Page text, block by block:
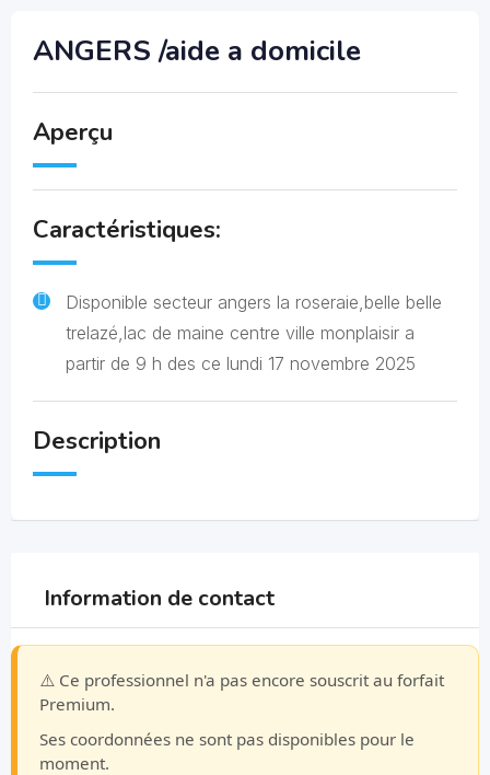
ANGERS /aide a domicile
Aperçu
Caractéristiques:
Disponible secteur angers la roseraie,belle belle
trelazé,lac de maine centre ville monplaisir a
partir de 9 h des ce lundi 17 novembre 2025
Description
Information de contact
⚠️ Ce professionnel n'a pas encore souscrit au forfait
Premium.
Ses coordonnées ne sont pas disponibles pour le
moment.